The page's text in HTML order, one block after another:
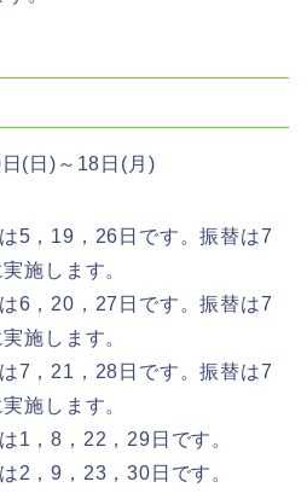
(日)～18日(月)
5，19，26日です。振替は7
施します。
6，20，27日です。振替は7
施します。
7，21，28日です。振替は7
施します。
1，8，22，29日です。
2，9，23，30日です。